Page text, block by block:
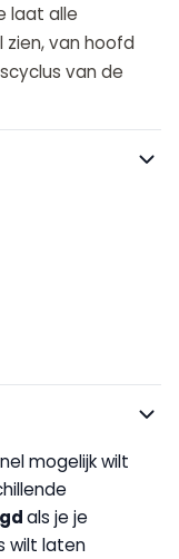
laat alle
van hoofd
van de
mogelijk wilt
als je je
wilt laten